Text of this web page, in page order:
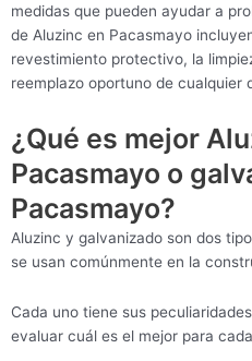
medidas que pueden ayudar a
de Aluzinc en Pacasmayo
revestimiento protectivo, la
reemplazo oportuno de cualquier
¿Qué es mejor
Pacasmayo o
Pacasmayo?
Aluzinc y galvanizado son dos
se usan comúnmente en la
Cada uno tiene sus
evaluar cuál es el mejor para